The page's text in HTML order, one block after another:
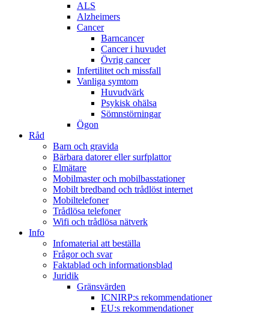
ALS
Alzheimers
Cancer
Barncancer
Cancer i huvudet
Övrig cancer
Infertilitet och missfall
Vanliga symtom
Huvudvärk
Psykisk ohälsa
Sömnstörningar
Ögon
Råd
Barn och gravida
Bärbara datorer eller surfplattor
Elmätare
Mobilmaster och mobilbasstationer
Mobilt bredband och trådlöst internet
Mobiltelefoner
Trådlösa telefoner
Wifi och trådlösa nätverk
Info
Infomaterial att beställa
Frågor och svar
Faktablad och informationsblad
Juridik
Gränsvärden
ICNIRP:s rekommendationer
EU:s rekommendationer